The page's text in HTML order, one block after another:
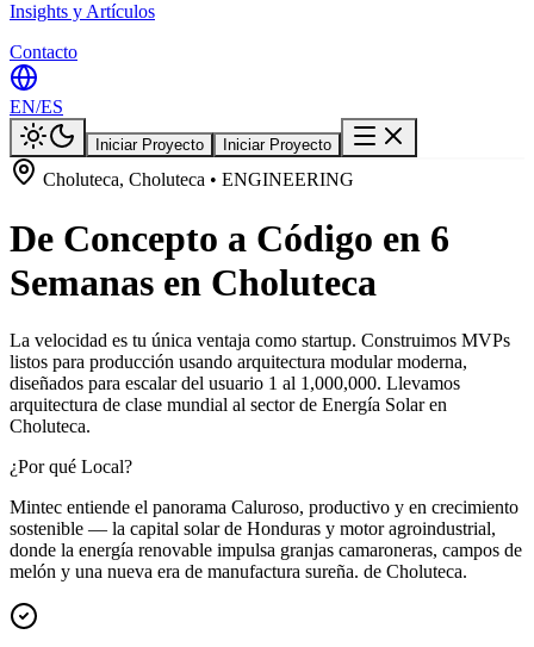
Insights y Artículos
Contacto
EN/ES
Iniciar Proyecto Iniciar Proyecto
Choluteca, Choluteca • ENGINEERING
De Concepto a Código en 6
Semanas en Choluteca
La velocidad es tu única ventaja como startup. Construimos MVPs
listos para producción usando arquitectura modular moderna,
diseñados para escalar del usuario 1 al 1,000,000. Llevamos
arquitectura de clase mundial al sector de Energía Solar en
Choluteca.
¿Por qué Local?
Mintec entiende el panorama Caluroso, productivo y en crecimiento
sostenible — la capital solar de Honduras y motor agroindustrial,
donde la energía renovable impulsa granjas camaroneras, campos de
melón y una nueva era de manufactura sureña. de Choluteca.